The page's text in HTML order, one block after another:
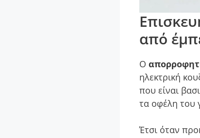
από
Ο
ηλεκτρική
που είναι
τα οφέλη του
Έτσι όταν